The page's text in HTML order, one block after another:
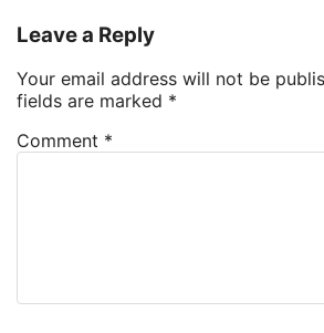
Leave a Reply
Your email address will not be
fields are marked *
Comment *